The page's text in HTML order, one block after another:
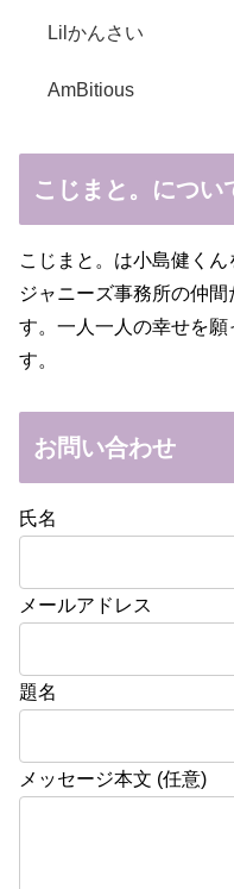
Lilかんさい
AmBitious
こじまと。につい
こじまと。は小島健く
ジャニーズ事務所の仲
す。一人一人の幸せを
す。
お問い合わせ
氏名
メールアドレス
題名
メッセージ本文 (任意)